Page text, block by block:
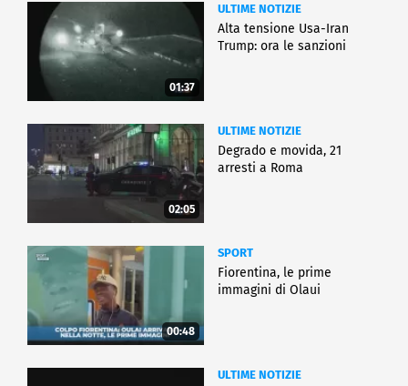
01:37
ULTIME NOTIZIE
Alta tensione Usa-Iran
Trump: ora le sanzioni
02:05
ULTIME NOTIZIE
Degrado e movida, 21
arresti a Roma
00:48
SPORT
Fiorentina, le prime
immagini di Olaui
ULTIME NOTIZIE